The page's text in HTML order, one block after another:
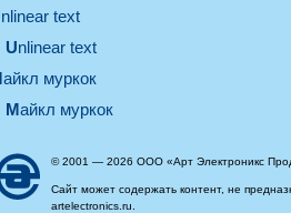
unlinear text
Unlinear text
майкл муркок
майкл муркок
© 2001 — 2026 ООО «Арт Электроникс
Сайт может содержать контент, не
artelectronics.ru.